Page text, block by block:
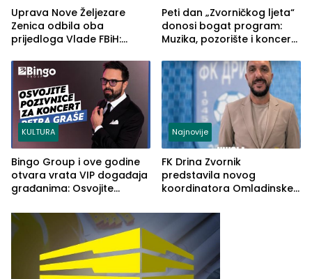
Uprava Nove Željezare
Zenica odbila oba
prijedloga Vlade FBiH:
rješenje
Peti dan „Zvorničkog ljeta“
donosi bogat program:
Muzika, pozorište i koncert
KULTURA
Bingo Group i ove godine
otvara vrata VIP događaja
građanima: Osvojite
Graše
Najnovije
FK Drina Zvornik
predstavila novog
koordinatora Omladinske